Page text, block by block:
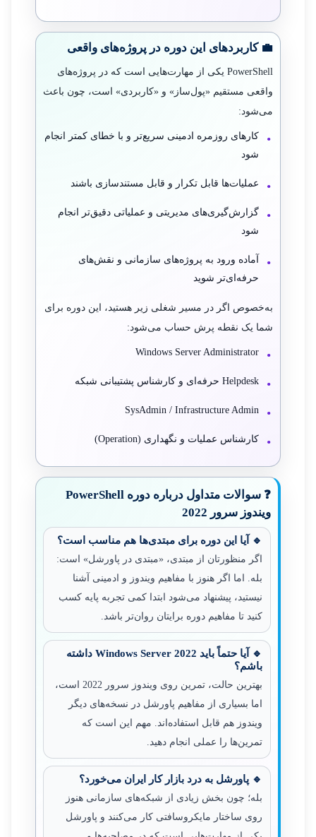
💼 کاربردهای این دوره در پروژه‌های واقعی
PowerShell یکی از مهارت‌هایی است که در پروژه‌های
واقعی مستقیم «پول‌ساز» و «کاربردی» است، چون باعث
می‌شود:
کارهای روزمره ادمینی سریع‌تر و با خطای کمتر انجام
شود
عملیات‌ها قابل تکرار و قابل مستندسازی باشند
گزارش‌گیری‌های مدیریتی و عملیاتی دقیق‌تر انجام
شود
آماده ورود به پروژه‌های سازمانی و نقش‌های
حرفه‌ای‌تر شوید
به‌خصوص اگر در مسیر شغلی زیر هستید، این دوره برای
شما یک نقطه پرش حساب می‌شود:
Windows Server Administrator
Helpdesk حرفه‌ای و کارشناس پشتیبانی شبکه
SysAdmin / Infrastructure Admin
کارشناس عملیات و نگهداری (Operation)
❓ سوالات متداول درباره دوره PowerShell
ویندوز سرور 2022
🔹 آیا این دوره برای مبتدی‌ها هم مناسب است؟
اگر منظورتان از مبتدی، «مبتدی در پاورشل» است:
بله. اما اگر هنوز با مفاهیم ویندوز و ادمینی آشنا
نیستید، پیشنهاد می‌شود ابتدا کمی تجربه پایه کسب
کنید تا مفاهیم دوره برایتان روان‌تر باشد.
🔹 آیا حتماً باید Windows Server 2022 داشته
باشم؟
بهترین حالت، تمرین روی ویندوز سرور 2022 است،
اما بسیاری از مفاهیم پاورشل در نسخه‌های دیگر
ویندوز هم قابل استفاده‌اند. مهم این است که
تمرین‌ها را عملی انجام دهید.
🔹 پاورشل به درد بازار کار ایران می‌خورد؟
بله؛ چون بخش زیادی از شبکه‌های سازمانی هنوز
روی ساختار مایکروسافتی کار می‌کنند و پاورشل